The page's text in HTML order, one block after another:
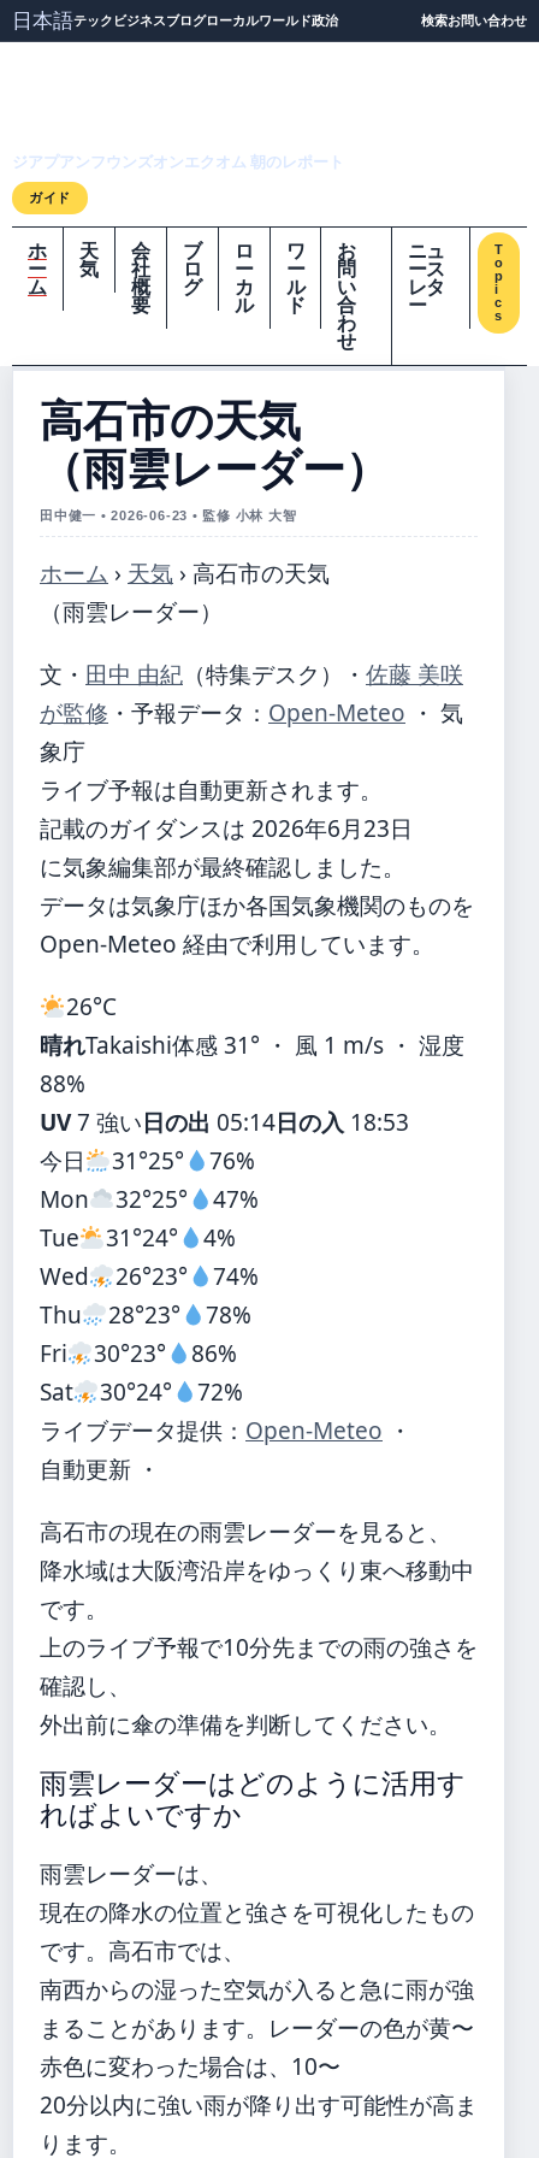
日本語テック ビジネスブログローカルワールド政治 検索お問い合わせ
ジアプアンフウンズオンエクオム 朝のレポート
ガイド
ホ
ー
ム
天
気
会
社
概
要
ブ
ロ
グ
ロ
ー
カ
ル
ワ
ー
ル
ド
お
問
い
合
わ
せ
ニュ
ース
レタ
ー
T
o
p
i
c
s
高石市の天気
（雨雲レーダー）
田中健一 • 2026-06-23 • 監修 小林 大智
ホーム › 天気 › 高石市の天気
（雨雲レーダー）
文・ 田中 由紀 （特集デスク） ・ 佐藤 美咲
が監修 ・ 予報データ： Open-Meteo ・ 気
象庁
ライブ予報は自動更新されます。
記載のガイダンスは 2026年6月23日
に気象編集部が最終確認しました。
データは気象庁ほか各国気象機関のものを
Open-Meteo 経由で利用しています。
26°C
晴れTakaishi体感 31° ・ 風 1 m/s ・ 湿度
88%
UV7 強い日の出 05:14日の入 18:53
今日
31°25°
76%
Mon
32°25°
47%
Tue
31°24°
4%
Wed
26°23°
74%
Thu
28°23°
78%
Fri
30°23°
86%
Sat
30°24°
72%
ライブデータ提供： Open-Meteo ・
自動更新 ・
高石市の現在の雨雲レーダーを見ると、
降水域は大阪湾沿岸をゆっくり東へ移動中
です。
上のライブ予報で10分先までの雨の強さを
確認し、
外出前に傘の準備を判断してください。
雨雲レーダーはどのように活用す
ればよいですか
雨雲レーダーは、
現在の降水の位置と強さを可視化したもの
です。高石市では、
南西からの湿った空気が入ると急に雨が強
まることがあります。レーダーの色が黄〜
赤色に変わった場合は、10〜
20分以内に強い雨が降り出す可能性が高ま
ります。